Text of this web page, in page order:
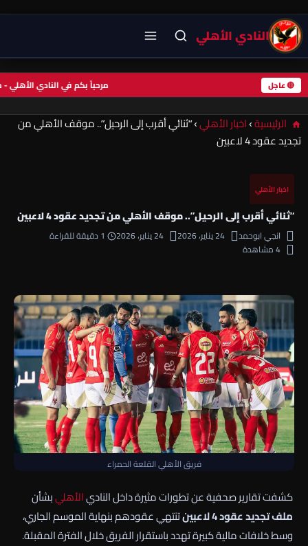
النادي الأهلي
🔴 عاجل مرحباً بكم في النادي
الرئيسية›اخبار الأهلي›“ثنائي أقرب إلى الرحيل”.. موقف الأهلي من
تجديد عقود 4 لاعبين
اخبار الأهلي
“ثنائي أقرب إلى الرحيل”.. موقف الأهلي من تجديد عقود 4 لاعبين
انجي ابوحمد 24 يناير، 2026 24 يناير، 2026
1 دقيقة للقراءة
4 مشاهدة
فريق الأهلي القلعة الحمراء
كشفت تقارير صحفية عن تطورات مثيرة داخل الناديالأهليبشأن
ملف تجديد عقود 4 لاعبين
تنتهي عقودهم بنهاية الموسم الجاري،
وسط خلافات مالية كبيرة تهدد باستقرار الفريق خلال الفترة المقبلة.